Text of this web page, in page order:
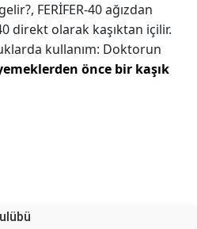
FERİFER-40 ağızdan
direkt olarak kaşıktan içilir.
kullanım: Doktorun
önce bir kaşık